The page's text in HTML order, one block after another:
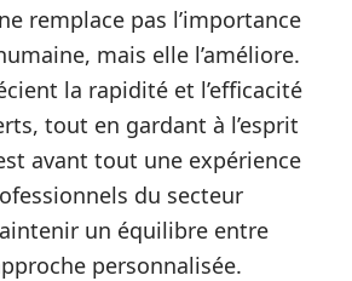
remplace pas l’importance
mais elle l’améliore.
la rapidité et l’efficacité
tout en gardant à l’esprit
avant tout une expérience
du secteur
un équilibre entre
personnalisée.